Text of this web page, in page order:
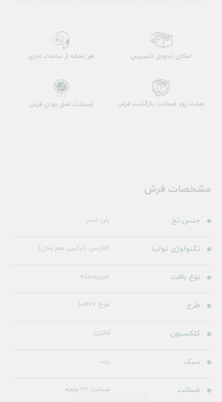
امکان تحویل اکسپرس هر لحظه از ساعات اداری
هفت روز ضمانت بازگشت فرش ضمانت اصل بودن فرش
مشخصات فرش
جنس نخ پلی استر
تکنولوژی تولید کلاریس (ترکیبی هم زمان)
نوع بافت غیربرجسته
طرح طرح 101462
کلکسیون فانتزی
سبک برند
ضمانت ضمانت 36 ماهه